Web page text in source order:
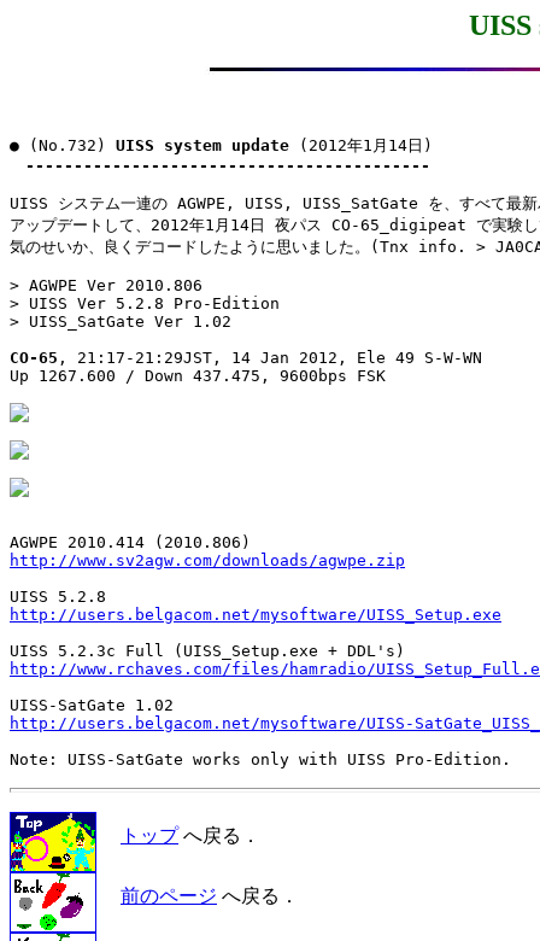
UISS
● (No.732) UISS system update (2012年1月14日)
------------------------------------------
UISS システム一連の AGWPE, UISS, UISS_SatGate を、すべて最新
アップデートして、2012年1月14日 夜パス CO-65_digipeat で実験し
気のせいか、良くデコードしたように思いました。(Tnx info. >
> AGWPE Ver 2010.806
> UISS Ver 5.2.8 Pro-Edition
> UISS_SatGate Ver 1.02
CO-65 , 21:17-21:29JST, 14 Jan 2012, Ele 49 S-W-WN
Up 1267.600 / Down 437.475, 9600bps FSK
http://www.sv2agw.com/downloads/agwpe.zip
http://users.belgacom.net/mysoftware/UISS_Setup.exe
http://www.rchaves.com/files/hamradio/
http://users.belgacom.net/mysoftware/UISS-
トップへ戻る．
前のページ へ戻る．